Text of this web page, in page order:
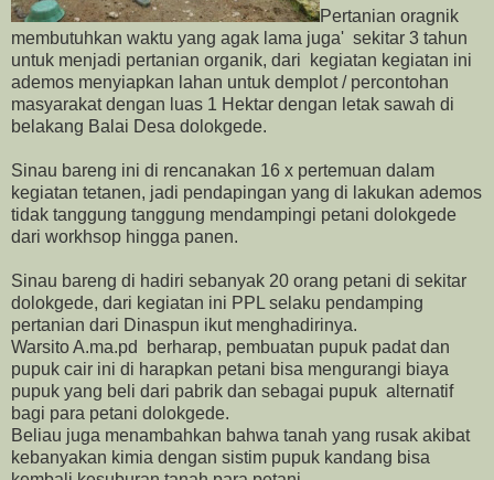
Pertanian oragnik
membutuhkan waktu yang agak lama juga' sekitar 3 tahun
untuk menjadi pertanian organik, dari kegiatan kegiatan ini
ademos menyiapkan lahan untuk demplot / percontohan
masyarakat dengan luas 1 Hektar dengan letak sawah di
belakang Balai Desa dolokgede.
Sinau bareng ini di rencanakan 16 x pertemuan dalam
kegiatan tetanen, jadi pendapingan yang di lakukan ademos
tidak tanggung tanggung mendampingi petani dolokgede
dari workhsop hingga panen.
Sinau bareng di hadiri sebanyak 20 orang petani di sekitar
dolokgede, dari kegiatan ini PPL selaku pendamping
pertanian dari Dinaspun ikut menghadirinya.
Warsito A.ma.pd berharap, pembuatan pupuk padat dan
pupuk cair ini di harapkan petani bisa mengurangi biaya
pupuk yang beli dari pabrik dan sebagai pupuk alternatif
bagi para petani dolokgede.
Beliau juga menambahkan bahwa tanah yang rusak akibat
kebanyakan kimia dengan sistim pupuk kandang bisa